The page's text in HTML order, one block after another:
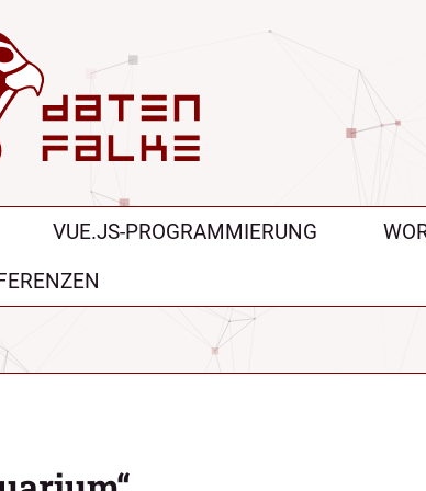
VUE.JS-PROGRAMMIERUNG